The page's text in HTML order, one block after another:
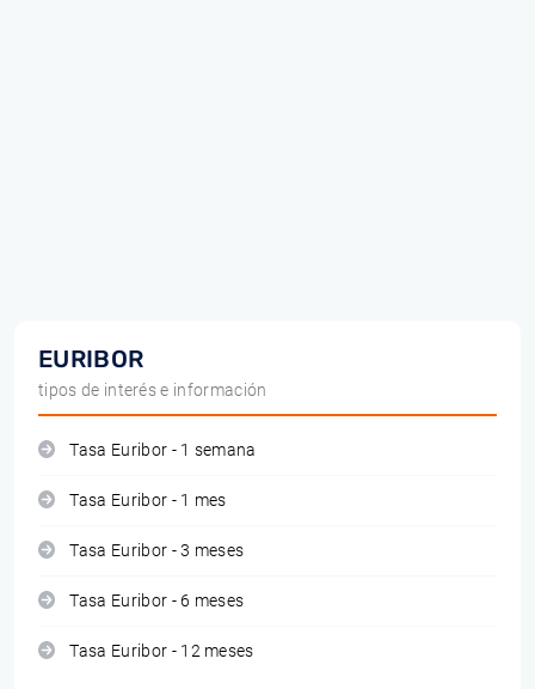
EURIBOR
tipos de interés e información
Tasa Euribor - 1 semana
Tasa Euribor - 1 mes
Tasa Euribor - 3 meses
Tasa Euribor - 6 meses
Tasa Euribor - 12 meses